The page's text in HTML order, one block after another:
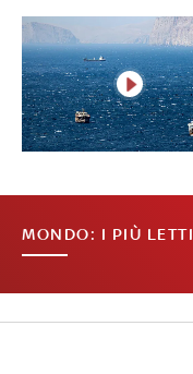
MONDO: I PIÙ LETTI